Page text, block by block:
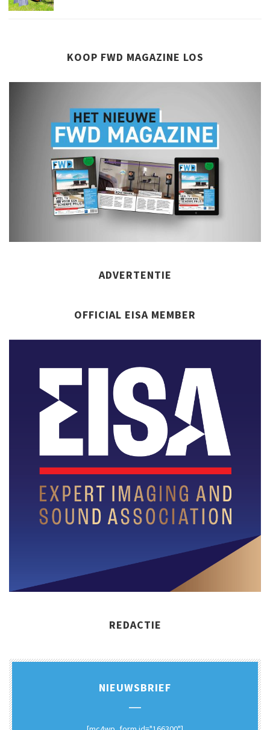
KOOP FWD MAGAZINE LOS
ADVERTENTIE
OFFICIAL EISA MEMBER
REDACTIE
NIEUWSBRIEF